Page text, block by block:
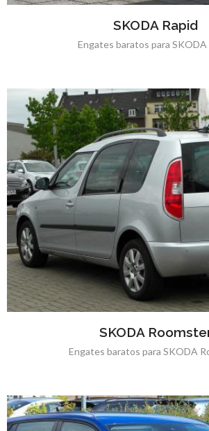
SKODA Rapid
Engates baratos para SKODA
SKODA
Engates baratos para SKODA